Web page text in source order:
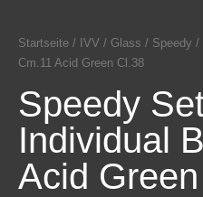
Startseite / IVV / Glass / Speedy /
Cm.11 Acid Green Cl.38
Speedy
Individual
Acid